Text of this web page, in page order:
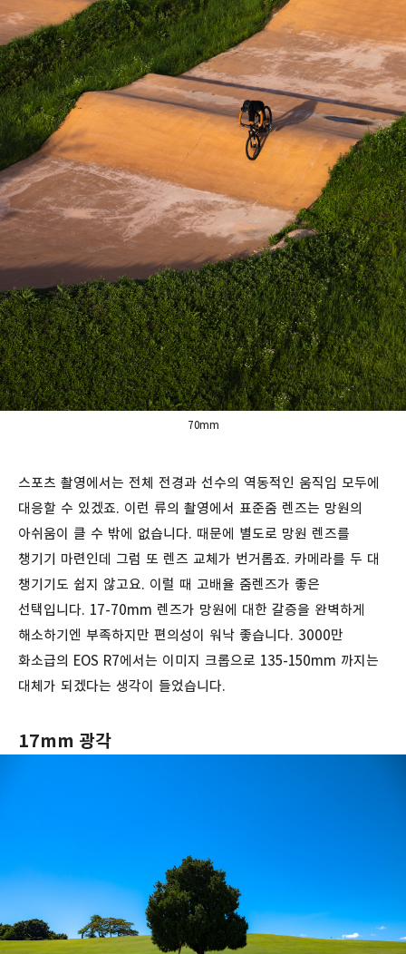
70mm
스포츠 촬영에서는 전체 전경과 선수의 역동적인 움직임 모두에
대응할 수 있겠죠. 이런 류의 촬영에서 표준줌 렌즈는 망원의
아쉬움이 클 수 밖에 없습니다. 때문에 별도로 망원 렌즈를
챙기기 마련인데 그럼 또 렌즈 교체가 번거롭죠. 카메라를 두 대
챙기기도 쉽지 않고요. 이럴 때 고배율 줌렌즈가 좋은
선택입니다. 17-70mm 렌즈가 망원에 대한 갈증을 완벽하게
해소하기엔 부족하지만 편의성이 워낙 좋습니다. 3000만
화소급의 EOS R7에서는 이미지 크롭으로 135-150mm 까지는
대체가 되겠다는 생각이 들었습니다.
17mm 광각